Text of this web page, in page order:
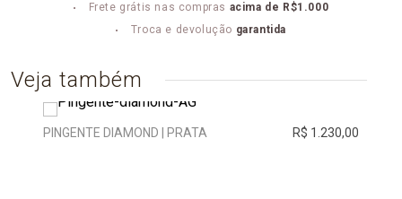
Frete grátis nas compras acima de R$1.000
Troca e devolução garantida
Veja também
PINGENTE DIAMOND | PRATA R$ 1.230,00